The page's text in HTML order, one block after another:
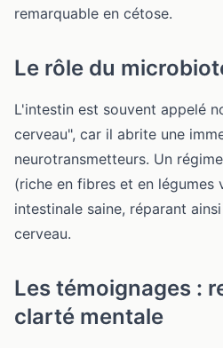
remarquable en cétose.
Le rôle du
L'intestin est souvent appelé
cerveau", car il abrite une
neurotransmetteurs. Un
(riche en fibres et en
intestinale saine, réparant
cerveau.
Les témoignages :
clarté mentale